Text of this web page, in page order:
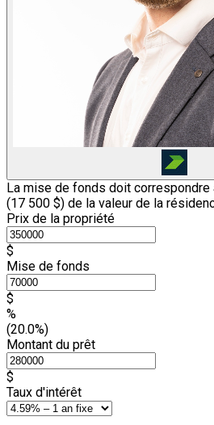
La mise de fonds doit correspondre
(17 500 $) de la valeur de la
Prix de la propriété
$
Mise de fonds
$
%
(20.0%)
Montant du prêt
$
Taux d'intérêt